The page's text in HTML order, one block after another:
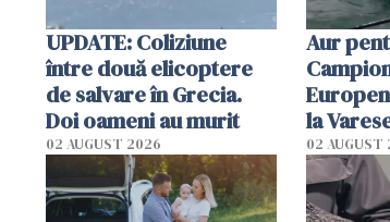
UPDATE: Coliziune
între două elicoptere
de salvare în Grecia.
Doi oameni au murit
02 AUGUST 2026
Aur
la
02 AUGUST